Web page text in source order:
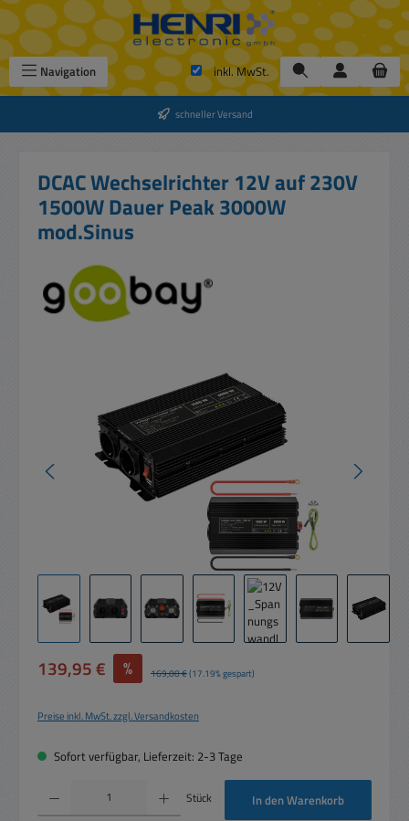
Zum Hauptinhalt springen
Navigation inkl. MwSt.
schneller Versand
DCAC Wechselrichter 12V auf 230V
1500W Dauer Peak 3000W
mod.Sinus
Verkaufspreis:
139,95 € % Regulärer Preis:
169,00 €(17.19% gespart)
Preise inkl. MwSt. zzgl. Versandkosten
Sofort verfügbar, Lieferzeit: 2-3 Tage
Produkt Anzahl: Gib den gewünschten Wert ein oder benutze die Schaltflächen um
Stück In den Warenkorb